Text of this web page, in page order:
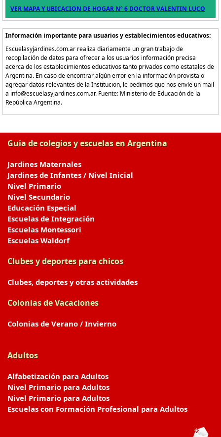
VER MAPA Y UBICACION DE HOGAR Nº 6 DOCTOR VALENTIN LUCO
Información importante para usuarios y establecimientos educativos:
Escuelasyjardines.com.ar realiza diariamente un gran trabajo de
recopilación de datos para ofrecer a los usuarios información precisa
acerca de los establecimientos educativos tanto privados como estatales de
Argentina. En caso de encontrar algún error en la información provista o
agregar datos relevantes de la Institucion, le pedimos que nos envíe un mail
a info@escuelasyjardines.com.ar. Fuente: Ministerio de Educación de la
República Argentina.
Guia de colegios y escuelas en Argentina
Jardines Maternales
Jardines de Infantes / Nivel Inicial
Nivel Primario
Nivel Secundario
Educación Especial
Escuelas de Integración
Escuelas Montessori
Escuelas Waldorf
Clubes y deportes para chicos
Clubes, deportes y otras actividades
Colonias de Vacaciones
Colonias de Verano / Invierno
Adultos
Alfabetización para Adultos
Nivel Primario para Adultos
Nivel Primario para Adultos
Escuelas con Formación Profesional para Adultos